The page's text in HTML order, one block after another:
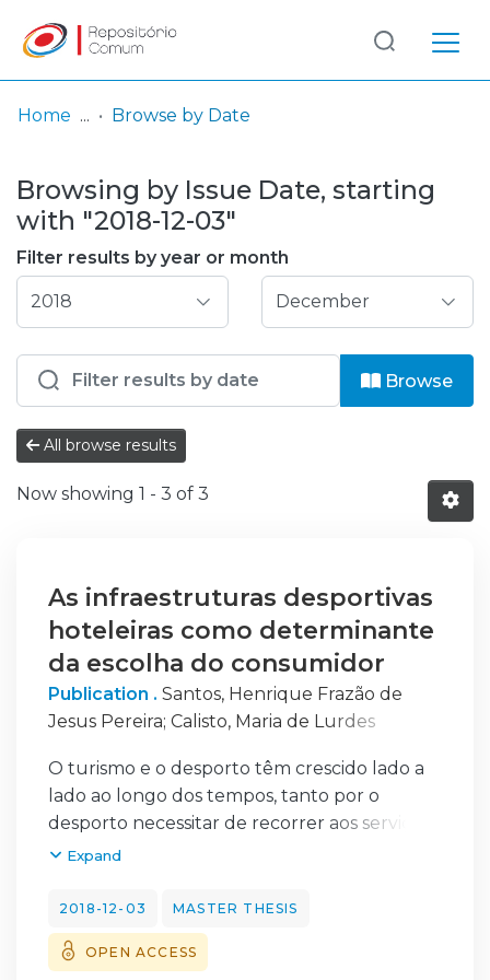
& Collections
Browse repository
Entities
Log
In
(current)
Home Browse by Date
Browsing by Issue Date, starting
with "2018-12-03"
Filter results by year or month
Browse
All browse results
Now showing 1 - 3 of 3
As infraestruturas desportivas
hoteleiras como determinante
da escolha do consumidor
Publication . Santos, Henrique Frazão de
Jesus Pereira; Calisto, Maria de Lurdes
O turismo e o desporto têm crescido lado a
lado ao longo dos tempos, tanto por o
desporto necessitar de recorrer aos serviços
e aos conhecimentos do turismo, como por o
serviços e conhecimentos do desporto no
âmbito da atividade turística.
Esta matéria está aliada à crescente
Expand
2018-12-03 MASTER THESIS
OPEN ACCESS